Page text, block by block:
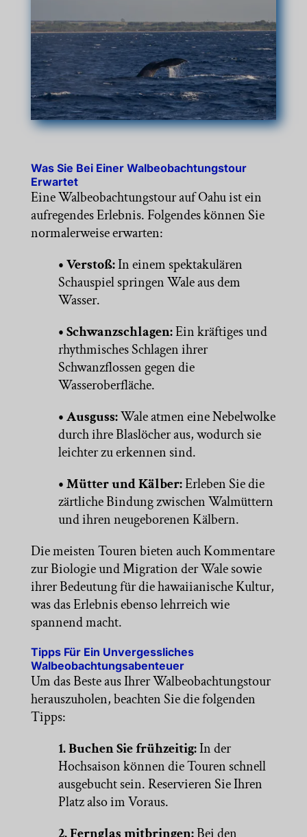
Was Sie Bei Einer Walbeobachtungstour
Erwartet
Eine Walbeobachtungstour auf Oahu ist ein
aufregendes Erlebnis. Folgendes können Sie
normalerweise erwarten:
• Verstoß:In einem spektakulären
Schauspiel springen Wale aus dem
Wasser.
• Schwanzschlagen:Ein kräftiges und
rhythmisches Schlagen ihrer
Schwanzflossen gegen die
Wasseroberfläche.
• Ausguss:Wale atmen eine Nebelwolke
durch ihre Blaslöcher aus, wodurch sie
leichter zu erkennen sind.
• Mütter und Kälber:Erleben Sie die
zärtliche Bindung zwischen Walmüttern
und ihren neugeborenen Kälbern.
Die meisten Touren bieten auch Kommentare
zur Biologie und Migration der Wale sowie
ihrer Bedeutung für die hawaiianische Kultur,
was das Erlebnis ebenso lehrreich wie
spannend macht.
Tipps Für Ein Unvergessliches
Walbeobachtungsabenteuer
Um das Beste aus Ihrer Walbeobachtungstour
herauszuholen, beachten Sie die folgenden
Tipps:
1. Buchen Sie frühzeitig:In der
Hochsaison können die Touren schnell
ausgebucht sein. Reservieren Sie Ihren
Platz also im Voraus.